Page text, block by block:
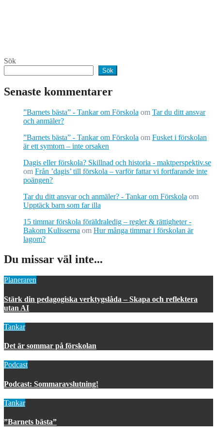
Sök
Sök
Senaste kommentarer
”Barnets bästa” - Tankar om Förskola om Tar du ditt ansvar
och anmäler?
”Barnets bästa” - Tankar om Förskola om Fusket i förskolan
är ett symtom – inte orsaken
Dagis eller förskola? Skillnad och historia - maktperspektiv.se
om Från ’dagis’ till förskola – varför fattar vi fortfarande inte
poängen?
Tar du ditt ansvar och anmäler? - Tankar om Förskola om
Upptäck barn som far illa
15 timmar förskola föräldraledig – regler & rättigheter -
Bakom Kulisserna om Hur många timmar i förskolan är
lagom?
Du missar väl inte...
Planeraren
Stärk din pedagogiska verktygslåda – Skapa och reflektera
utan AI
Tankar
Det är sommar på förskolan
Podcast
Podcast: Sommaravslutning!
Tankar
”Barnets bästa”